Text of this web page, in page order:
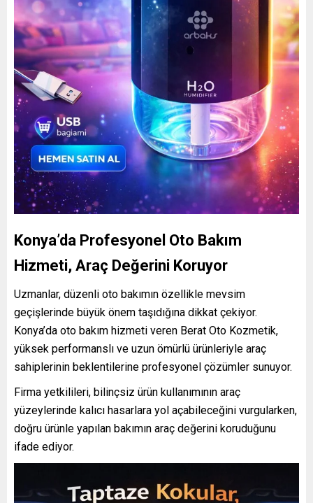
Konya’da Profesyonel Oto Bakım
Hizmeti, Araç Değerini Koruyor
Uzmanlar, düzenli oto bakımın özellikle mevsim
geçişlerinde büyük önem taşıdığına dikkat çekiyor.
Konya’da oto bakım hizmeti veren Berat Oto Kozmetik,
yüksek performanslı ve uzun ömürlü ürünleriyle araç
sahiplerinin beklentilerine profesyonel çözümler sunuyor.
Firma yetkilileri, bilinçsiz ürün kullanımının araç
yüzeylerinde kalıcı hasarlara yol açabileceğini vurgularken,
doğru ürünle yapılan bakımın araç değerini koruduğunu
ifade ediyor.